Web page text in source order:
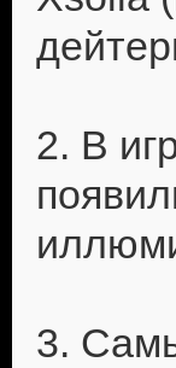
2. В
3.